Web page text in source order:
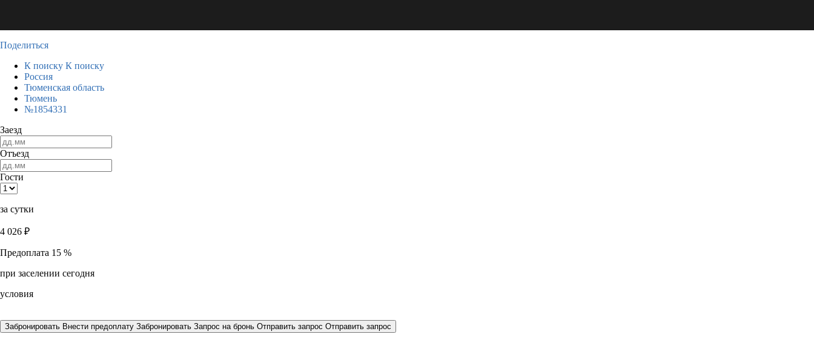
Поделиться
К поиску К поиску
Россия
Тюменская область
Тюмень
№1854331
Заезд
Отъезд
Гости
за сутки
4 026 ₽
Предоплата 15 %
при заселении сегодня
условия
Забронировать Внести предоплату Забронировать Запрос на бронь Отправить запрос Отправить запрос